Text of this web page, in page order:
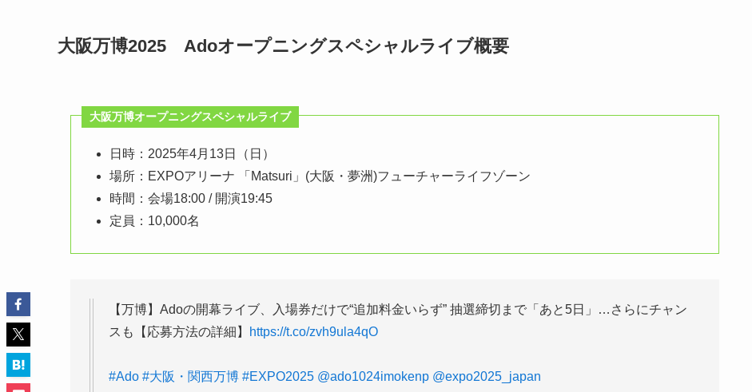
大阪万博2025 Adoオープニングスペシャルライブ概要
大阪万博オープニングスペシャルライブ
日時：2025年4月13日（日）
場所：EXPOアリーナ 「Matsuri」(大阪・夢洲)フューチャーライフゾーン
時間：会場18:00 / 開演19:45
定員：10,000名
【万博】Adoの開幕ライブ、入場券だけで“追加料金いらず” 抽選締切まで「あと5日」…さらにチャン
スも【応募方法の詳細】
https://t.co/zvh9ula4qO
#Ado #大阪・関西万博 #EXPO2025 @ado1024imokenp @expo2025_japan